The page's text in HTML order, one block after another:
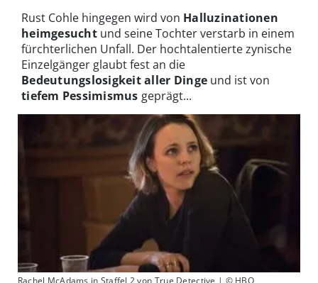
Rust Cohle hingegen wird von Halluzinationen
heimgesuchtund seine Tochter verstarb in einem
fürchterlichen Unfall. Der hochtalentierte zynische
Einzelgänger glaubt fest an die
Bedeutungslosigkeit aller Dinge und ist von
tiefem Pessimismus geprägt...